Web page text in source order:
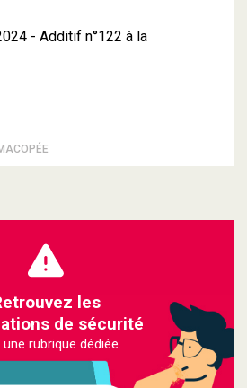
- Additif n°122 à la
les
de sécurité
rubrique dédiée.